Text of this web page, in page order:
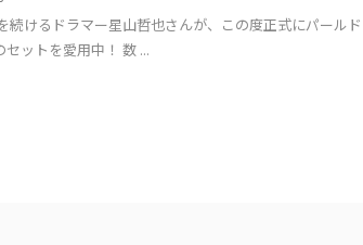
続けるドラマー星山哲也さんが、この度正式にパール
セットを愛用中！ 数 ...